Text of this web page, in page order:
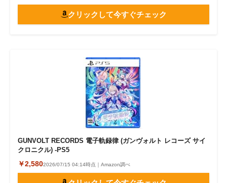
クリックして今すぐチェック
GUNVOLT RECORDS 電子軌録律 (ガンヴォルト レコーズ サイ
クロニクル) -PS5
￥2,5802026/07/15 04:14時点｜Amazon調べ